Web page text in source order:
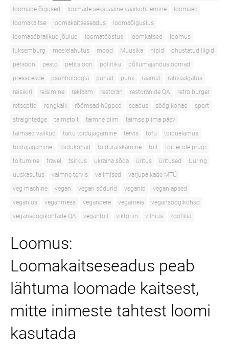
loomade õigused
loomade seksuaalne väärkohtlemine
loomaed
loomakaitse
loomakaitseseadus
loomaõiguslus
loomasõbralikud jõulud
loomatööstus loomkatsed
loomus
luksemburg
meelelahutus mood Muusika nipid
ohustatud liigid
persoon
pesto petitsioon poliitika
põllumajandusloomad
pressiteade
psühholoogia pühad punk raamat
rahvaalgatus
reisikiri
reisimine reklaam restoran restoranide QA
retro burger
retseptid
rongkäik rõõmsad hüpped seadus söögikohad
sport
straightedge
taimetoit taimne piim
taimse piima päev
taimsed valikud
tartu toidujagamine tervis tofu
toiduelamus
toidujagamine
toidukohad toiduraiskamine toit
toit ei ole prügi
toitumine
travel tsirkus ukraina sõda üritus üritused
Uuring
uuskasutus
vaimne tervis valimised
varjupaikade MTÜ
veg machine
vegan vegan sõdurid veganid
veganlapsed
veganlus
veganmess veganpere veganreis
vegansöögikohad
vegansöögikohtade QA
vegantoit viktoriin vilnius zoofiilia
Loomus:
Loomakaitseseadus peab
lähtuma loomade kaitsest,
mitte inimeste tahtest loomi
kasutada